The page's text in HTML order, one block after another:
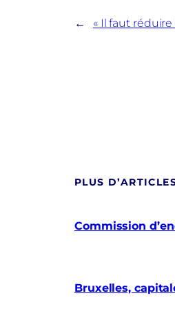
← « Il faut
PLUS
Commission
Bruxelles,